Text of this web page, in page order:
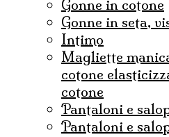
gonne in cotone
Gonne in seta,
Intimo
magliette manica corta e lunga in
cotone
cotone
pantaloni e
Pantaloni e salopette in cotone